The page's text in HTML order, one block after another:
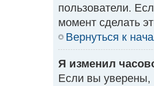
пользователи.
момент сделать
Вернуться к
Я изменил
Если вы уверены,